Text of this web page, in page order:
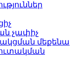
չափիչ
մեքենա